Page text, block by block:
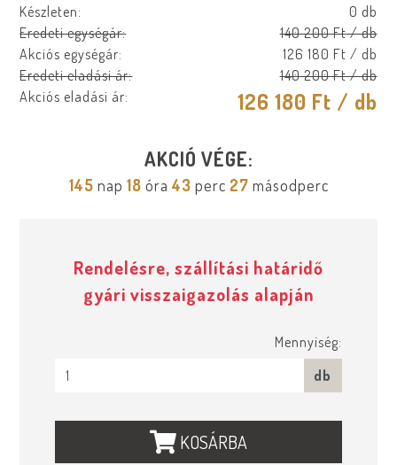
Készleten:
0 db
Eredeti egységár:
140 200 Ft/ db
Akciós egységár:
126 180 Ft / db
Eredeti eladási ár:
140 200 Ft/ db
Akciós eladási ár:
126 180 Ft / db
AKCIÓ VÉGE:
145 nap 18 óra 43 perc 27 másodperc
Rendelésre, szállítási határidő
gyári visszaigazolás alapján
Mennyiség:
db
KOSÁRBA